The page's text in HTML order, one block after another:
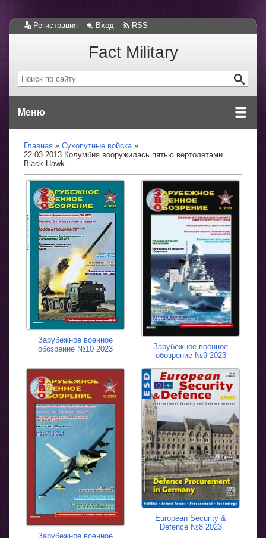
Регистрация Вход RSS
Fact Military
Меню
Главная
Сухопутные войска
22.03.2013 Колумбия вооружилась пятью вертолетами
Black Hawk
Зарубежное военное
обозрение №10 2023
Зарубежное военное
обозрение №9 2023
Зарубежное военное
European Security &
Defence №8 2023